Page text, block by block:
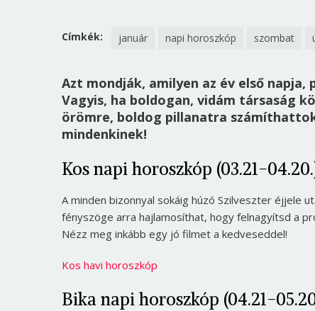
Címkék: január napi horoszkóp szombat
Azt mondják, amilyen az év első napja,
Vagyis, ha boldogan, vidám társaság
örömre, boldog pillanatra
mindenkinek!
Kos napi horoszkóp (03.21-
A minden bizonnyal sokáig húzó Szilveszter éjjele
fényszöge arra hajlamosíthat, hogy felnagyítsd a
Nézz meg inkább egy jó filmet a kedveseddel!
Kos havi horoszkóp
Bika napi horoszkóp (04.21-